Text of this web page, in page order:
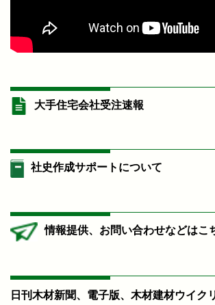
大手住宅会社受注速報
社史作成サポートについて
情報提供、お問い合わせなどはこ
日刊木材新聞、電子版、木材建材ウイク